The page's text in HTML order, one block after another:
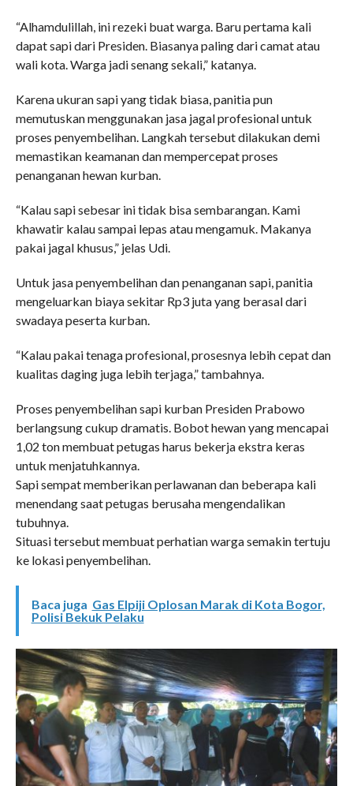
“Alhamdulillah, ini rezeki buat warga. Baru pertama kali
dapat sapi dari Presiden. Biasanya paling dari camat atau
wali kota. Warga jadi senang sekali,” katanya.
Karena ukuran sapi yang tidak biasa, panitia pun
memutuskan menggunakan jasa jagal profesional untuk
proses penyembelihan. Langkah tersebut dilakukan demi
memastikan keamanan dan mempercepat proses
penanganan hewan kurban.
“Kalau sapi sebesar ini tidak bisa sembarangan. Kami
khawatir kalau sampai lepas atau mengamuk. Makanya
pakai jagal khusus,” jelas Udi.
Untuk jasa penyembelihan dan penanganan sapi, panitia
mengeluarkan biaya sekitar Rp3 juta yang berasal dari
swadaya peserta kurban.
“Kalau pakai tenaga profesional, prosesnya lebih cepat dan
kualitas daging juga lebih terjaga,” tambahnya.
Proses penyembelihan sapi kurban Presiden Prabowo
berlangsung cukup dramatis. Bobot hewan yang mencapai
1,02 ton membuat petugas harus bekerja ekstra keras
untuk menjatuhkannya.
Sapi sempat memberikan perlawanan dan beberapa kali
menendang saat petugas berusaha mengendalikan
tubuhnya.
Situasi tersebut membuat perhatian warga semakin tertuju
ke lokasi penyembelihan.
Baca juga Gas Elpiji Oplosan Marak di Kota Bogor,
Polisi Bekuk Pelaku